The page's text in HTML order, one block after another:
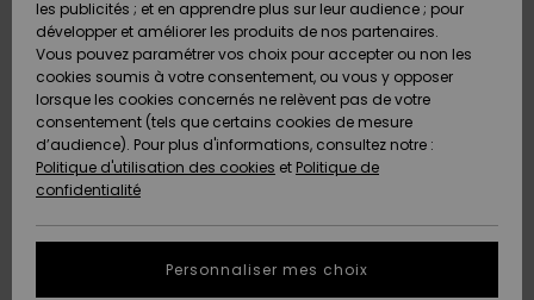
Snow
Nouveautés
A
Découvrir
Snow
Nouveautés
A
Découvrir
Communauté
A
Découvrir
Communauté
OUTLET
AIDE &
CONTACT
Cadeau
Quiksilver
Freedom
Protection
des
tailles
MAGASINS
QUIKSILVER
les publicités ; et en apprendre plus sur leur audience ; pour
développer et améliorer les produits de nos partenaires.
Vous pouvez paramétrer vos choix pour accepter ou non les
cookies soumis à votre consentement, ou vous y opposer
lorsque les cookies concernés ne relèvent pas de votre
consentement (tels que certains cookies de mesure
d’audience). Pour plus d'informations, consultez notre :
Politique d'utilisation des cookies et Politique de
confidentialité
Personnaliser mes choix